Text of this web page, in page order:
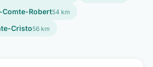
Comte-Robert54 km
Cristo56 km